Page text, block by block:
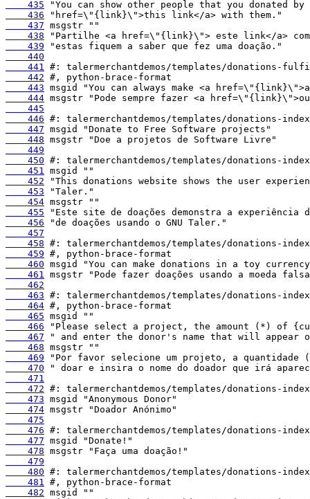
    435
    436
    437
    438
    439
    440
    441
    442
    443
    444
    445
    446
    447
    448
    449
    450
    451
    452
    453
    454
    455
    456
    457
    458
    459
    460
    461
    462
    463
    464
    465
    466
    467
    468
    469
    470
    471
    472
    473
    474
    475
    476
    477
    478
    479
    480
    481
    482